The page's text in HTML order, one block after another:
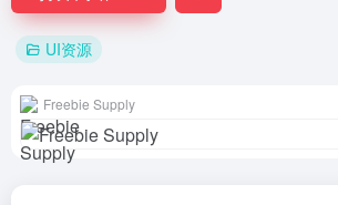
UI资源
Freebie Supply